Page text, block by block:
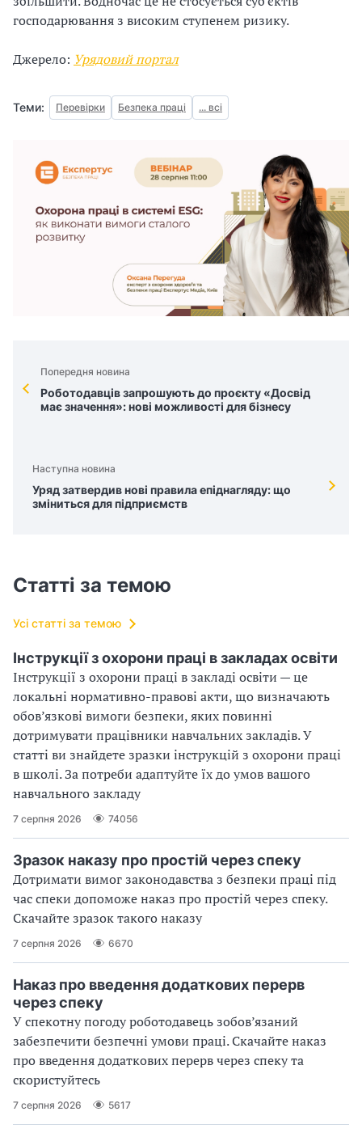
господарювання з високим ступенем ризику.
Джерело: Урядовий портал
Теми: Перевірки Безпека праці ... всі
Попередня новина
Роботодавців запрошують до проєкту «Досвід
має значення»: нові можливості для бізнесу
Наступна новина
Уряд затвердив нові правила епіднагляду: що
зміниться для підприємств
Статті за темою
Усі статті за темою
Інструкції з охорони праці в закладах освіти
Інструкції з охорони праці в закладі освіти — це
локальні нормативно-правові акти, що визначають
обов’язкові вимоги безпеки, яких повинні
дотримувати працівники навчальних закладів. У
статті ви знайдете зразки інструкцій з охорони праці
в школі. За потреби адаптуйте їх до умов вашого
навчального закладу
7 серпня 2026 74056
Зразок наказу про простій через спеку
Дотримати вимог законодавства з безпеки праці під
час спеки допоможе наказ про простій через спеку.
Скачайте зразок такого наказу
7 серпня 2026 6670
Наказ про введення додаткових перерв
через спеку
У спекотну погоду роботодавець зобов’язаний
забезпечити безпечні умови праці. Скачайте наказ
про введення додаткових перерв через спеку та
скористуйтесь
7 серпня 2026 5617